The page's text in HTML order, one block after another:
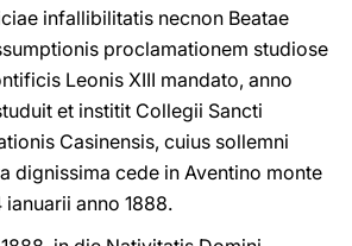
infallibilitatis necnon Beatae
proclamationem studiose
Leonis XIII mandato, anno
et institit Collegii Sancti
Casinensis, cuius sollemni
dignissima cede in Aventino monte
anno 1888.